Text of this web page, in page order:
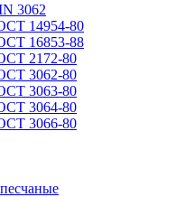
3062
14954-80
16853-88
2172-80
3062-80
3063-80
3064-80
3066-80